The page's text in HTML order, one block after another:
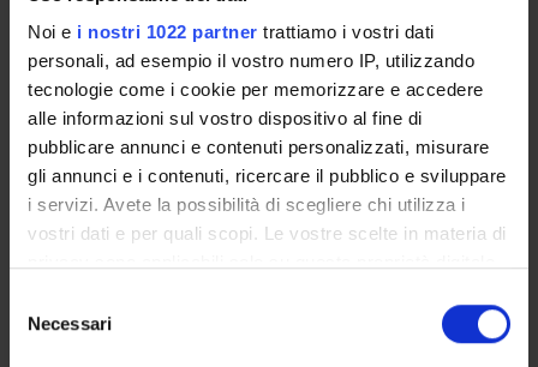
Noi e i nostri 1022 partner trattiamo i vostri dati
personali, ad esempio il vostro numero IP, utilizzando
tecnologie come i cookie per memorizzare e accedere
alle informazioni sul vostro dispositivo al fine di
pubblicare annunci e contenuti personalizzati, misurare
gli annunci e i contenuti, ricercare il pubblico e sviluppare
i servizi. Avete la possibilità di scegliere chi utilizza i
vostri dati e per quali scopi. Le vostre scelte in materia di
modificare o revocare il proprio consenso in qualsiasi
momento dalla Dichiarazione sui cookie o facendo clic
delNecessari
RESEARCH AREAS INVOLVED IN THE PROJECT
Immunology (DM)
Immunology (DNBM) (DNBM)
Immunology (DPD)
Microscopy